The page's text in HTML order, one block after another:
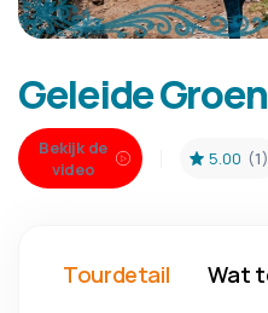
Geleide
Bekijk de
video
5.00 (1)
Tourdetail Wat